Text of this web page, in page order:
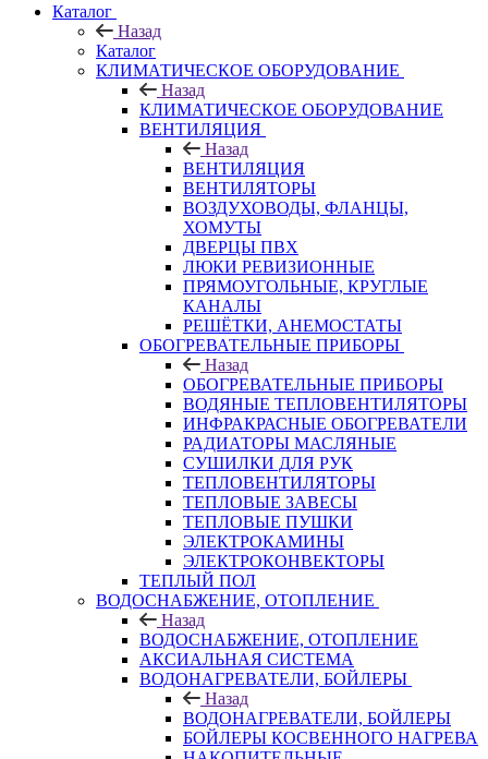
Каталог
Назад
Каталог
КЛИМАТИЧЕСКОЕ ОБОРУДОВАНИЕ
Назад
КЛИМАТИЧЕСКОЕ ОБОРУДОВАНИЕ
ВЕНТИЛЯЦИЯ
Назад
ВЕНТИЛЯЦИЯ
ВЕНТИЛЯТОРЫ
ВОЗДУХОВОДЫ, ФЛАНЦЫ,
ХОМУТЫ
ДВЕРЦЫ ПВХ
ЛЮКИ РЕВИЗИОННЫЕ
ПРЯМОУГОЛЬНЫЕ, КРУГЛЫЕ
КАНАЛЫ
РЕШЁТКИ, АНЕМОСТАТЫ
ОБОГРЕВАТЕЛЬНЫЕ ПРИБОРЫ
Назад
ОБОГРЕВАТЕЛЬНЫЕ ПРИБОРЫ
ВОДЯНЫЕ ТЕПЛОВЕНТИЛЯТОРЫ
ИНФРАКРАСНЫЕ ОБОГРЕВАТЕЛИ
РАДИАТОРЫ МАСЛЯНЫЕ
СУШИЛКИ ДЛЯ РУК
ТЕПЛОВЕНТИЛЯТОРЫ
ТЕПЛОВЫЕ ЗАВЕСЫ
ТЕПЛОВЫЕ ПУШКИ
ЭЛЕКТРОКАМИНЫ
ЭЛЕКТРОКОНВЕКТОРЫ
ТЕПЛЫЙ ПОЛ
ВОДОСНАБЖЕНИЕ, ОТОПЛЕНИЕ
Назад
ВОДОСНАБЖЕНИЕ, ОТОПЛЕНИЕ
АКСИАЛЬНАЯ СИСТЕМА
ВОДОНАГРЕВАТЕЛИ, БОЙЛЕРЫ
Назад
ВОДОНАГРЕВАТЕЛИ, БОЙЛЕРЫ
БОЙЛЕРЫ КОСВЕННОГО НАГРЕВА